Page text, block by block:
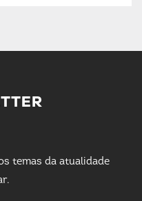
temas da atualidade